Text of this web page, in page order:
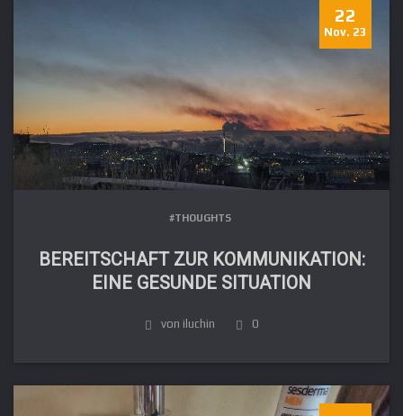
22
Nov. 23
#THOUGHTS
BEREITSCHAFT ZUR KOMMUNIKATION:
EINE GESUNDE SITUATION
von iluchin 0